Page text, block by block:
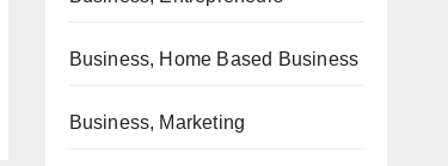
Business, Home Based Business
Business, Marketing